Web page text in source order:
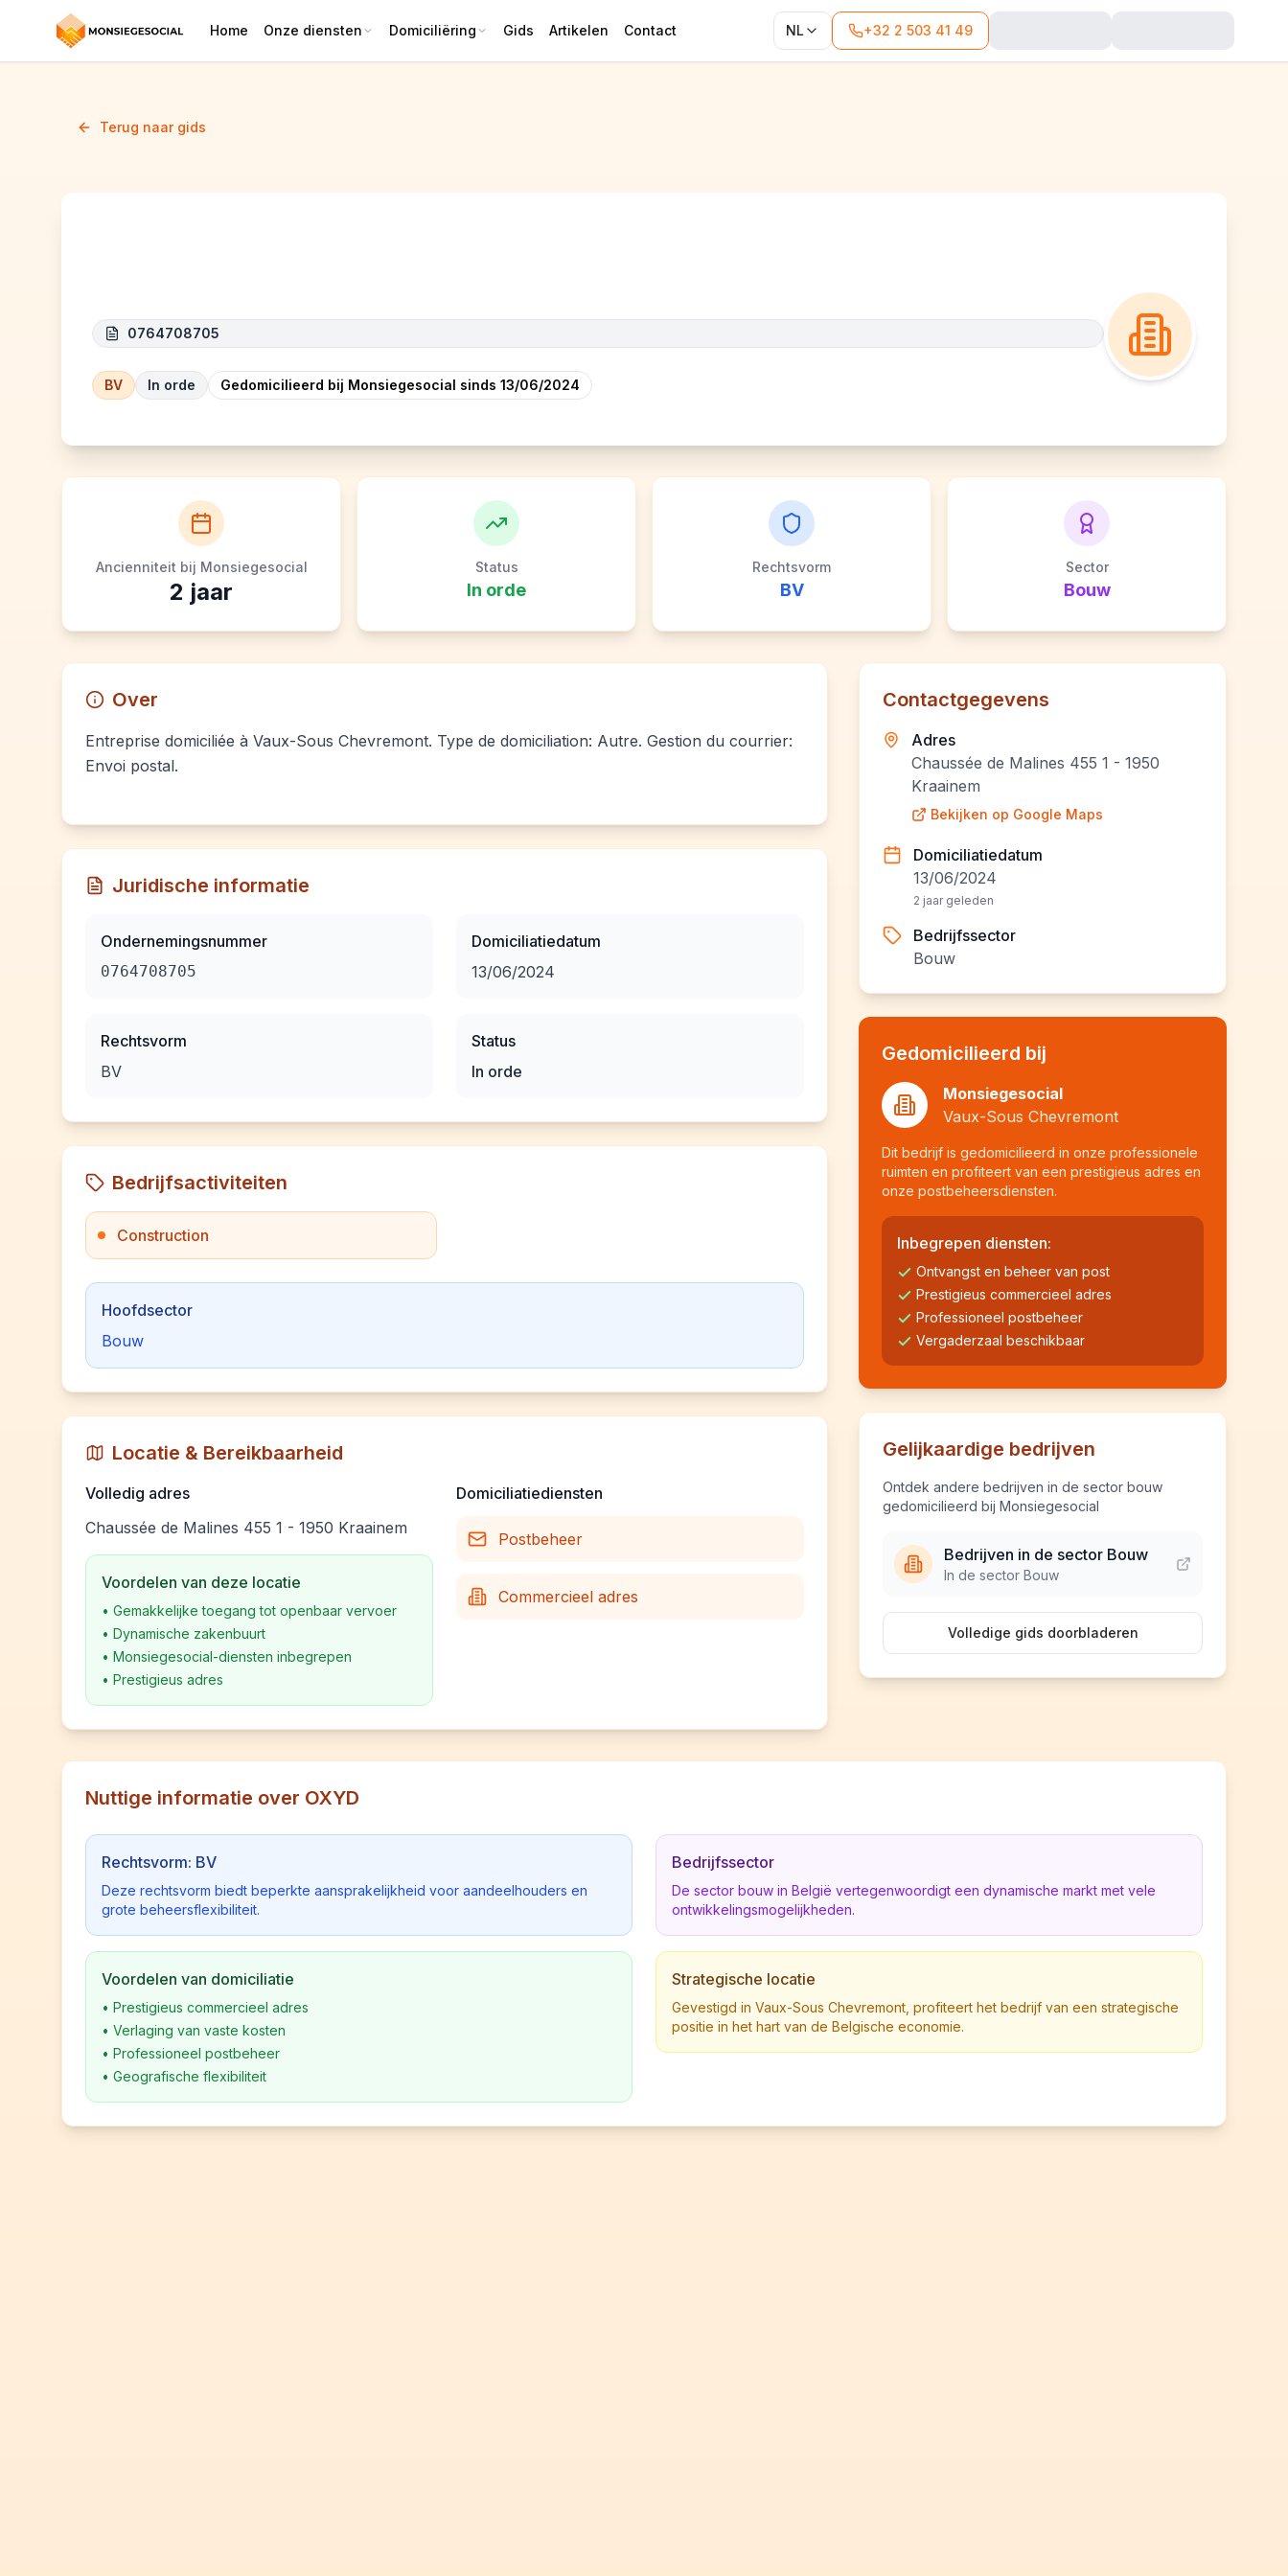
Home Onze diensten Domiciliëring Gids Artikelen Contact NL +32 2 503 41 49
Terug naar gids
0764708705
BV In orde Gedomicilieerd bij Monsiegesocial sinds 13/06/2024
Ancienniteit bij Monsiegesocial
2 jaar
Status
In orde
Rechtsvorm
BV
Sector
Bouw
Over
Entreprise domiciliée à Vaux-Sous Chevremont. Type de domiciliation: Autre. Gestion du courrier:
Envoi postal.
Juridische informatie
Ondernemingsnummer
0764708705
Rechtsvorm
BV
Domiciliatiedatum
13/06/2024
Status
In orde
Bedrijfsactiviteiten
Construction
Hoofdsector
Bouw
Locatie & Bereikbaarheid
Volledig adres
Chaussée de Malines 455 1 - 1950 Kraainem
Voordelen van deze locatie
• Gemakkelijke toegang tot openbaar vervoer
• Dynamische zakenbuurt
• Monsiegesocial-diensten inbegrepen
• Prestigieus adres
Domiciliatiediensten
Postbeheer
Commercieel adres
Contactgegevens
Adres
Chaussée de Malines 455 1 - 1950
Kraainem
Bekijken op Google Maps
Domiciliatiedatum
13/06/2024
2 jaar geleden
Bedrijfssector
Bouw
Gedomicilieerd bij
Monsiegesocial
Vaux-Sous Chevremont
Dit bedrijf is gedomicilieerd in onze professionele
ruimten en profiteert van een prestigieus adres en
onze postbeheersdiensten.
Inbegrepen diensten:
Ontvangst en beheer van post
Prestigieus commercieel adres
Professioneel postbeheer
Vergaderzaal beschikbaar
Gelijkaardige bedrijven
Ontdek andere bedrijven in de sector bouw
gedomicilieerd bij Monsiegesocial
Bedrijven in de sector Bouw
In de sector Bouw
Volledige gids doorbladeren
Nuttige informatie over OXYD
Rechtsvorm: BV
Deze rechtsvorm biedt beperkte aansprakelijkheid voor aandeelhouders en
grote beheersflexibiliteit.
Voordelen van domiciliatie
• Prestigieus commercieel adres
• Verlaging van vaste kosten
• Professioneel postbeheer
• Geografische flexibiliteit
Bedrijfssector
De sector bouw in België vertegenwoordigt een dynamische markt met vele
ontwikkelingsmogelijkheden.
Strategische locatie
Gevestigd in Vaux-Sous Chevremont, profiteert het bedrijf van een strategische
positie in het hart van de Belgische economie.